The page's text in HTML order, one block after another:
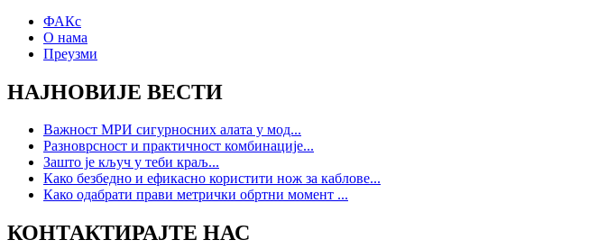
ФАКс
О нама
Преузми
НАЈНОВИЈЕ ВЕСТИ
Важност МРИ сигурносних алата у мод...
Разноврсност и практичност комбинације...
Зашто је кључ у теби краљ...
Како безбедно и ефикасно користити нож за каблове...
Како одабрати прави метрички обртни момент ...
КОНТАКТИРАЈТЕ НАС